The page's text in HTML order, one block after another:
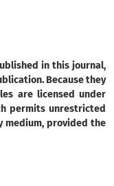
in this journal,
Because they
are licensed under
permits unrestricted
medium, provided the